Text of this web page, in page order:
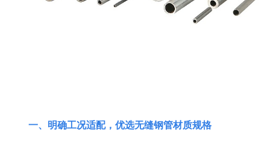
一、明确工况适配，优选无缝钢管材质规格